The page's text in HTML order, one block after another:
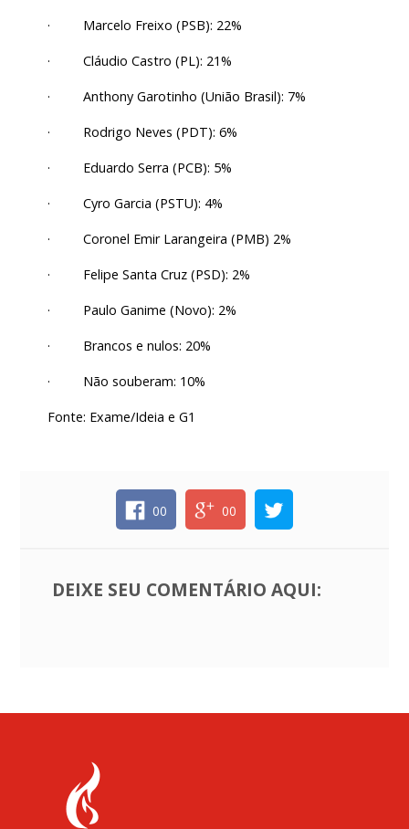
· Marcelo Freixo (PSB): 22%
· Cláudio Castro (PL): 21%
· Anthony Garotinho (União Brasil): 7%
· Rodrigo Neves (PDT): 6%
· Eduardo Serra (PCB): 5%
· Cyro Garcia (PSTU): 4%
· Coronel Emir Larangeira (PMB) 2%
· Felipe Santa Cruz (PSD): 2%
· Paulo Ganime (Novo): 2%
· Brancos e nulos: 20%
· Não souberam: 10%
Fonte: Exame/Ideia e G1
00 00
DEIXE SEU COMENTÁRIO AQUI: